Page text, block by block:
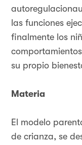
las funciones
finalmente los
su propio
Materia
El modelo
de crianza, se